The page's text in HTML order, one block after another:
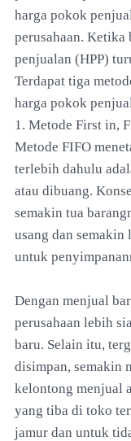
harga pokok
perusahaan.
penjualan (HPP)
Terdapat tiga
harga pokok
1. Metode First in,
Metode FIFO
terlebih dahulu
atau dibuang.
semakin tua
usang dan semakin
untuk
Dengan menjual
perusahaan lebih
baru. Selain itu,
disimpan, semakin
kelontong menjual
yang tiba di toko
jamur dan untuk